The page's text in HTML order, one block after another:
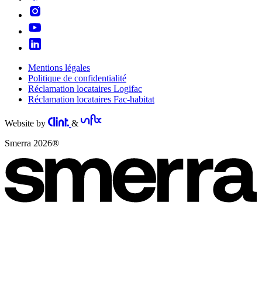
Mentions légales
Politique de confidentialité
Réclamation locataires Logifac
Réclamation locataires Fac-habitat
Website by
&
Smerra 2026®